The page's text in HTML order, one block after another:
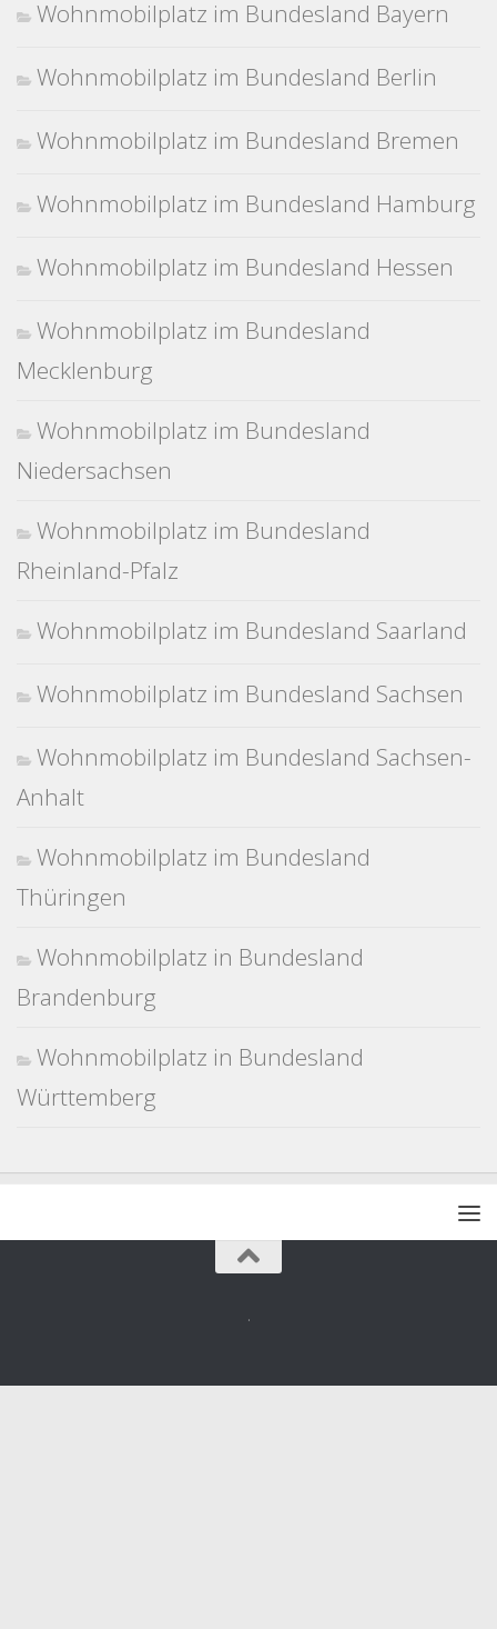
Wohnmobilplatz im Bundesland Bayern
Wohnmobilplatz im Bundesland Berlin
Wohnmobilplatz im Bundesland Bremen
Wohnmobilplatz im Bundesland Hamburg
Wohnmobilplatz im Bundesland Hessen
Wohnmobilplatz im Bundesland
Mecklenburg
Wohnmobilplatz im Bundesland
Niedersachsen
Wohnmobilplatz im Bundesland
Rheinland-Pfalz
Wohnmobilplatz im Bundesland Saarland
Wohnmobilplatz im Bundesland Sachsen
Wohnmobilplatz im Bundesland Sachsen-
Anhalt
Wohnmobilplatz im Bundesland
Thüringen
Wohnmobilplatz in Bundesland
Brandenburg
Wohnmobilplatz in Bundesland
Württemberg
.